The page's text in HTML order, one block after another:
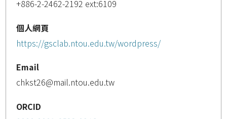
+886-2-2462-2192 ext:6109
個人網頁
https://gsclab.ntou.edu.tw/wordpress/
Email
chkst26@mail.ntou.edu.tw
ORCID